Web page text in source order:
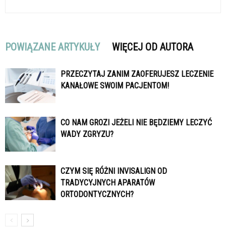
POWIĄZANE ARTYKUŁY WIĘCEJ OD AUTORA
PRZECZYTAJ ZANIM ZAOFERUJESZ LECZENIE
KANAŁOWE SWOIM PACJENTOM!
CO NAM GROZI JEŻELI NIE BĘDZIEMY LECZYĆ
WADY ZGRYZU?
CZYM SIĘ RÓŻNI INVISALIGN OD
TRADYCYJNYCH APARATÓW
ORTODONTYCZNYCH?